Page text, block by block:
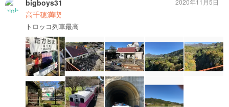
bigboys31
高千穂満喫
トロッコ列車最高
2020年11月5日